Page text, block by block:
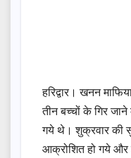
हरिद्वार। खनन
तीन बच्चों के गिर
गये थे। शुक्रवार की
आक्रोशित हो गये और